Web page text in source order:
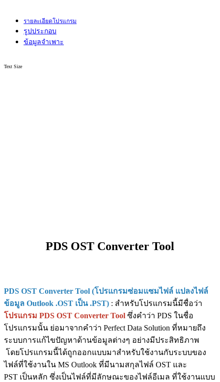
รายละเอียดโปรแกรม
รูปประกอบ
ข้อมูลจำเพาะ
Text Size
PDS OST Converter Tool
PDS OST Converter Tool (โปรแกรมซ่อมแซมไฟล์ แปลงไฟล์
ข้อมูล Outlook .OST เป็น .PST) : สำหรับโปรแกรมนี้มีชื่อว่า
โปรแกรม PDS OST Converter Tool ซึ่งคำว่า PDS ในชื่อ
โปรแกรมนั้น ย่อมาจากคำว่า Perfect Data Solution ที่หมายถึง
ระบบการแก้ไขปัญหาด้านข้อมูลต่างๆ อย่างมีประสิทธิภาพ
โดยโปรแกรมนี้ได้ถูกออกแบบมาสำหรับใช้งานกับระบบของ
ไฟล์ที่ใช้งานใน MS Outlook ที่มีนามสกุลไฟล์ OST และ
PST เป็นหลัก ซึ่งเป็นไฟล์ที่มีลักษณะของไฟล์อีเมล ที่ใช้งานแบบ